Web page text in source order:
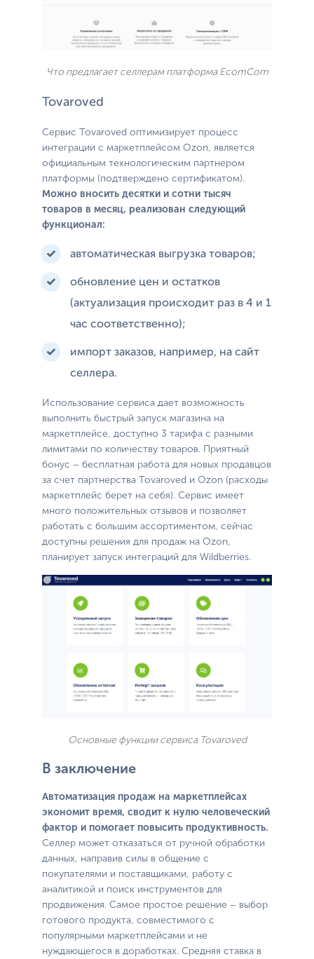
Что предлагает селлерам платформа EcomCom
Tovaroved
Сервис Tovaroved оптимизирует процесс
интеграции с маркетплейсом Ozon, является
официальным технологическим партнером
платформы (подтверждено сертификатом).
Можно вносить десятки и сотни тысяч
товаров в месяц, реализован следующий
функционал:
автоматическая выгрузка товаров;
обновление цен и остатков
(актуализация происходит раз в 4 и 1
час соответственно);
импорт заказов, например, на сайт
селлера.
Использование сервиса дает возможность
выполнить быстрый запуск магазина на
маркетплейсе, доступно 3 тарифа с разными
лимитами по количеству товаров. Приятный
бонус – бесплатная работа для новых продавцов
за счет партнерства Tovaroved и Ozon (расходы
маркетплейс берет на себя). Сервис имеет
много положительных отзывов и позволяет
работать с большим ассортиментом, сейчас
доступны решения для продаж на Ozon,
планирует запуск интеграций для Wildberries.
Основные функции сервиса Tovaroved
В заключение
Автоматизация продаж на маркетплейсах
экономит время, сводит к нулю человеческий
фактор и помогает повысить продуктивность.
Селлер может отказаться от ручной обработки
данных, направив силы в общение с
покупателями и поставщиками, работу с
аналитикой и поиск инструментов для
продвижения. Самое простое решение – выбор
готового продукта, совместимого с
популярными маркетплейсами и не
нуждающегося в доработках. Средняя ставка в